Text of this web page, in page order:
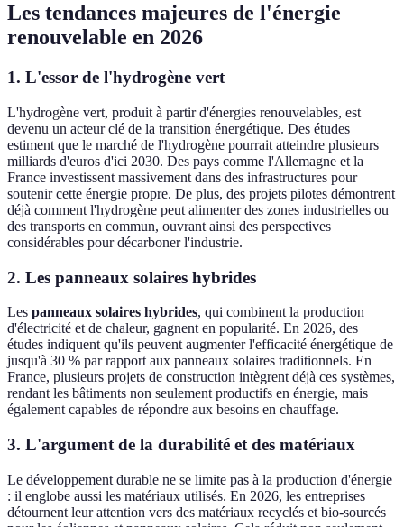
Les tendances majeures de l'énergie
renouvelable en 2026
1. L'essor de l'hydrogène vert
L'hydrogène vert, produit à partir d'énergies renouvelables, est
devenu un acteur clé de la transition énergétique. Des études
estiment que le marché de l'hydrogène pourrait atteindre plusieurs
milliards d'euros d'ici 2030. Des pays comme l'Allemagne et la
France investissent massivement dans des infrastructures pour
soutenir cette énergie propre. De plus, des projets pilotes démontrent
déjà comment l'hydrogène peut alimenter des zones industrielles ou
des transports en commun, ouvrant ainsi des perspectives
considérables pour décarboner l'industrie.
2. Les panneaux solaires hybrides
Les panneaux solaires hybrides, qui combinent la production
d'électricité et de chaleur, gagnent en popularité. En 2026, des
études indiquent qu'ils peuvent augmenter l'efficacité énergétique de
jusqu'à 30 % par rapport aux panneaux solaires traditionnels. En
France, plusieurs projets de construction intègrent déjà ces systèmes,
rendant les bâtiments non seulement productifs en énergie, mais
également capables de répondre aux besoins en chauffage.
3. L'argument de la durabilité et des matériaux
Le développement durable ne se limite pas à la production d'énergie
: il englobe aussi les matériaux utilisés. En 2026, les entreprises
détournent leur attention vers des matériaux recyclés et bio-sourcés